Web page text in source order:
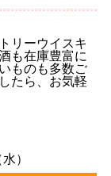
リーウイスキ
も在庫豊富に
ものも多数ご
たら、お気軽
）